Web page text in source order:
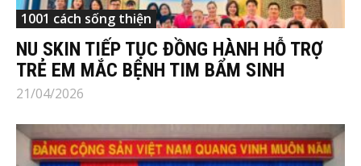
1001 cách sống thiện
NU SKIN TIẾP TỤC ĐỒNG HÀNH HỖ TRỢ
TRẺ EM MẮC BỆNH TIM BẨM SINH
21/04/2026